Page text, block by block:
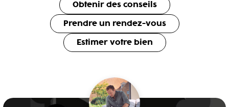
Obtenir des conseils
Prendre un rendez-vous
Estimer votre bien